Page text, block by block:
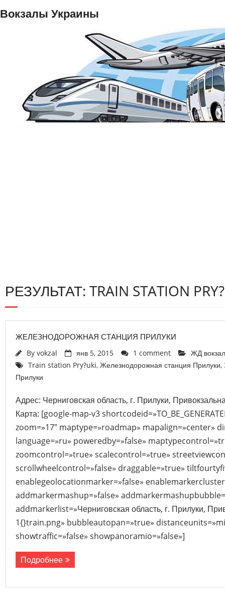
Вокзалы Украины
РЕЗУЛЬТАТ: TRAIN STATION
ЖЕЛЕЗНОДОРОЖНАЯ СТАНЦИЯ ПРИЛУКИ
By vokzal янв 5, 2015 1 comment
ЖД
Train station Pry?uki, Железнодорожная станция Прилуки,
Прилуки
Адрес: Черниговская область, г. Прилуки,
Карта: [google-map-v3
zoom=»17″ maptype=»roadmap» mapalign=»center»
language=»ru» poweredby=»false»
zoomcontrol=»true» scalecontrol=»true»
scrollwheelcontrol=»false» draggable=»true»
enablegeolocationmarker=»false»
addmarkermashup=»false»
addmarkerlist=»Черниговская область, г. Прилуки,
1{}train.png» bubbleautopan=»true»
showtraffic=»false» showpanoramio=»false»]
Подробнее